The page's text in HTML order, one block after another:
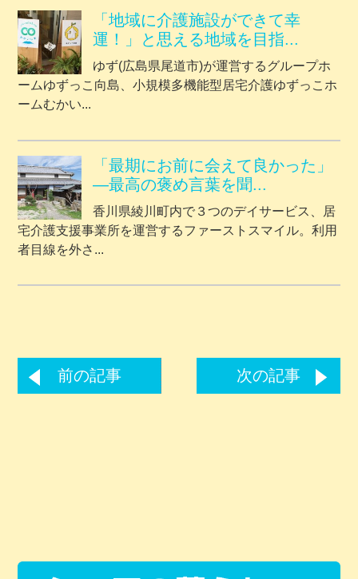
「地域に介護施設ができて幸
運！」と思える地域を目指...
ゆず(広島県尾道市)が運営するグループホ
ームゆずっこ向島、小規模多機能型居宅介護ゆずっこホ
ームむかい...
「最期にお前に会えて良かった」
―最高の褒め言葉を聞...
香川県綾川町内で３つのデイサービス、居
宅介護支援事業所を運営するファーストスマイル。利用
者目線を外さ...
前の記事 次の記事